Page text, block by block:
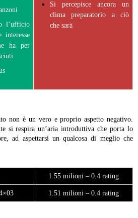
l’ufficio
ha per
Si percepisce ancora un
clima preparatorio a ciò
che sarà
non è un vero e proprio aspetto negativo.
si respira un’aria introduttiva che porta lo
ad aspettarsi un qualcosa di meglio che
1.55 milioni – 0.4 rating
1.51 milioni – 0.4 rating